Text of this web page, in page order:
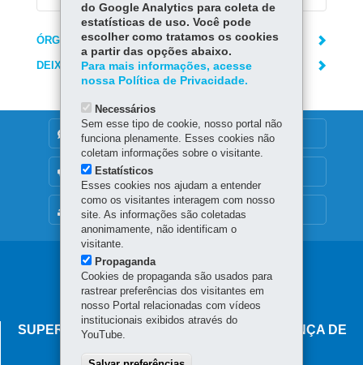
ÓRGÃO RESPONSÁVEL
DEIXE SUA OPINIÃO
MAPA DO SITE
DENUNCIE CORRUPÇÃO
OUVIDORIA
Navegação
principal
SUPERINTENDÊNCIA-GERAL DE GOVERNANÇA DE
do Google Analytics para coleta de
estatísticas de uso. Você pode
escolher como tratamos os cookies
a partir das opções abaixo.
Para mais informações, acesse
nossa Política de Privacidade.
Necessários
Sem esse tipo de cookie, nosso portal não
funciona plenamente. Esses cookies não
coletam informações sobre o visitante.
Estatísticos
Esses cookies nos ajudam a entender
como os visitantes interagem com nosso
site. As informações são coletadas
anonimamente, não identificam o
visitante.
Propaganda
Cookies de propaganda são usados para
rastrear preferências dos visitantes em
nosso Portal relacionadas com vídeos
institucionais exibidos através do
YouTube.